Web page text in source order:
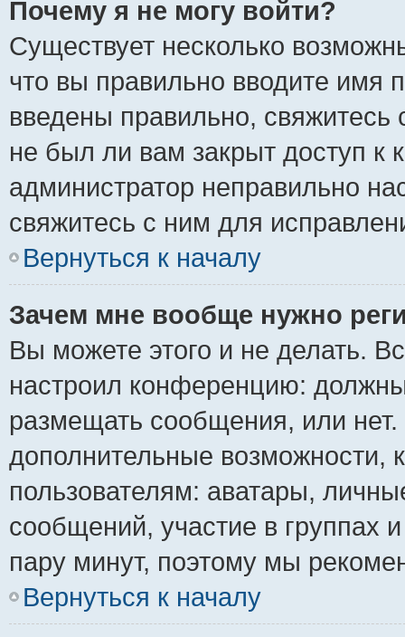
Почему я не могу войти?
Существует несколько
что вы правильно вводите имя
введены правильно,
не был ли вам закрыт доступ к
администратор неправильно
свяжитесь с ним для
Вернуться к началу
Зачем мне вообще нужно
Вы можете этого и не делать.
настроил конференцию:
размещать сообщения, или
дополнительные
пользователям: аватары,
сообщений, участие в группах
пару минут, поэтому мы
Вернуться к началу